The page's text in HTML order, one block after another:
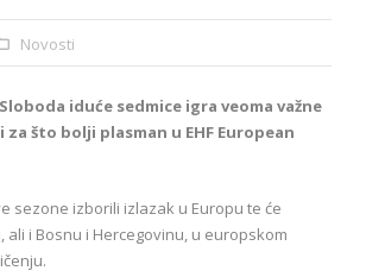
Novosti
iduće sedmice igra veoma važne
što bolji plasman u EHF European
sezone izborili izlazak u Europu te će
ali i Bosnu i Hercegovinu, u europskom